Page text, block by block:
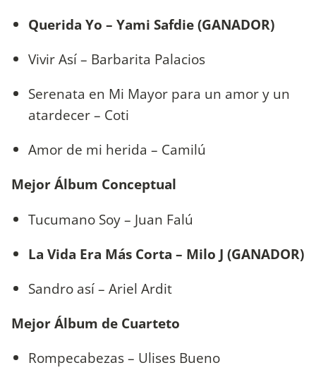
Querida Yo – Yami Safdie (GANADOR)
Vivir Así – Barbarita Palacios
Serenata en Mi Mayor para un amor y un
atardecer – Coti
Amor de mi herida – Camilú
Mejor Álbum Conceptual
Tucumano Soy – Juan Falú
La Vida Era Más Corta – Milo J (GANADOR)
Sandro así – Ariel Ardit
Mejor Álbum de Cuarteto
Rompecabezas – Ulises Bueno